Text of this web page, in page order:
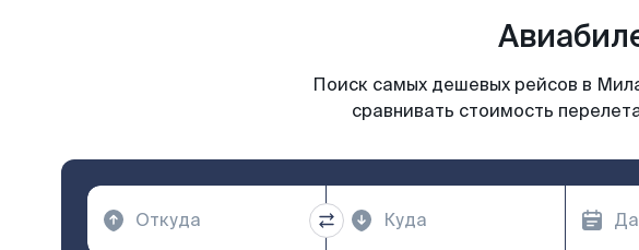
Поиск самых дешевых рейсов в
сравнивать стоимость